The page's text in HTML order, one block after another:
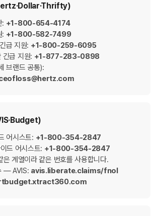
: +1-800-654-4174
: +1-800-582-7499
급 지원: +1-800-259-6095
급 지원: +1-877-283-0898
브랜드 공통):
어시스트: +1-800-354-2847
드 어시스트: +1-800-354-2847
은 계열이라 같은 번호를 사용합니다.
— AVIS: avis.liberate.claims/fnol